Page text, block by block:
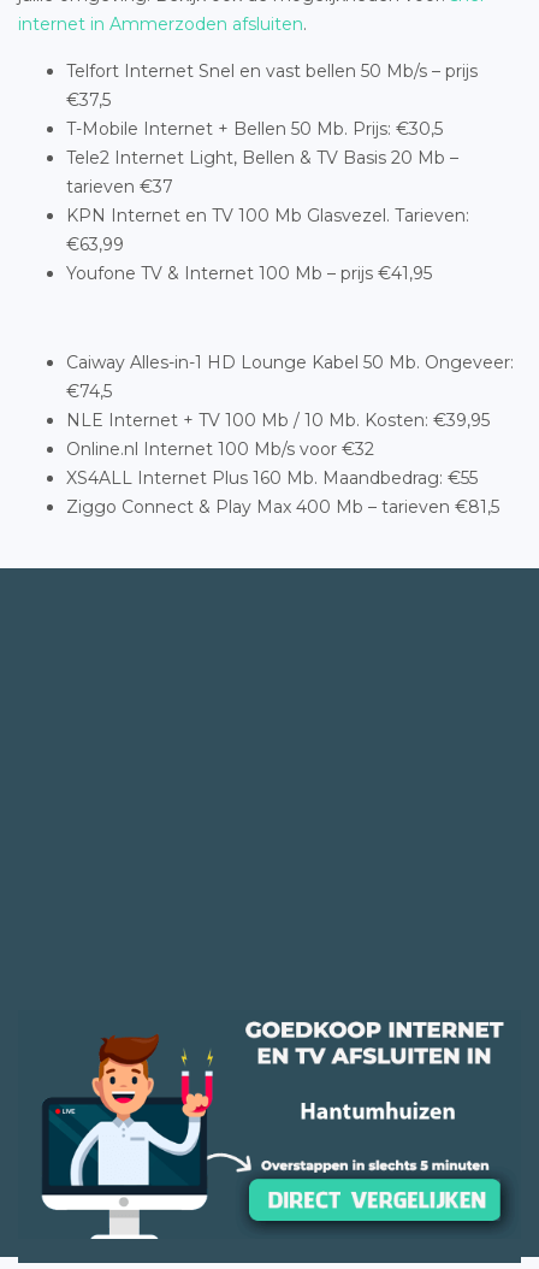
internet in Ammerzoden afsluiten.
Telfort Internet Snel en vast bellen 50 Mb/s – prijs
€37,5
T-Mobile Internet + Bellen 50 Mb. Prijs: €30,5
Tele2 Internet Light, Bellen & TV Basis 20 Mb –
tarieven €37
KPN Internet en TV 100 Mb Glasvezel. Tarieven:
€63,99
Youfone TV & Internet 100 Mb – prijs €41,95
Caiway Alles-in-1 HD Lounge Kabel 50 Mb. Ongeveer:
€74,5
NLE Internet + TV 100 Mb / 10 Mb. Kosten: €39,95
Online.nl Internet 100 Mb/s voor €32
XS4ALL Internet Plus 160 Mb. Maandbedrag: €55
Ziggo Connect & Play Max 400 Mb – tarieven €81,5